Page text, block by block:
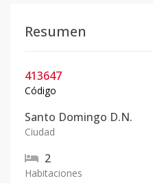
Resumen
413647
Código
Santo Domingo D.N.
Ciudad
2
Habitaciones